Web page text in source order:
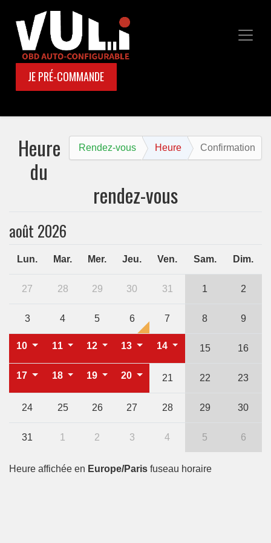
JE PRÉ-COMMANDE
Rendez-vous Heure Confirmation
Heure
du
rendez-vous
août 2026
Lun. Mar. Mer. Jeu. Ven. Sam. Dim.
27 28 29 30 31 1 2
3 4 5 6 7 8 9
10 11 12 13 14 15 16
17 18 19 20 21 22 23
24 25 26 27 28 29 30
31 1 2 3 4 5 6
Heure affichée en Europe/Paris fuseau horaire